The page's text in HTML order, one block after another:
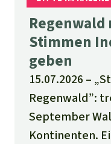
Stimmen
geben
15.07.2026
Regenwald”:
September
Kontinenten.